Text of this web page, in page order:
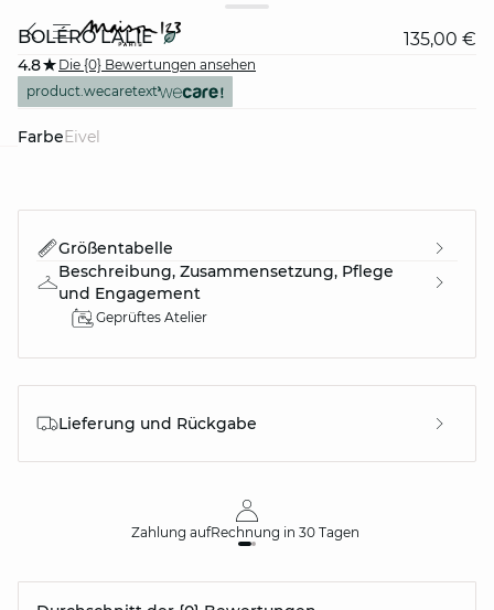
BOLÉRO LALIE 135,00 €
4.8
Die {0} Bewertungen ansehen
product.wecaretext
Farbe eivel
Größentabelle
Beschreibung, Zusammensetzung, Pflege
und Engagement
Geprüftes Atelier
Lieferung und Rückgabe
Zahlung aufRechnung in 30 Tagen